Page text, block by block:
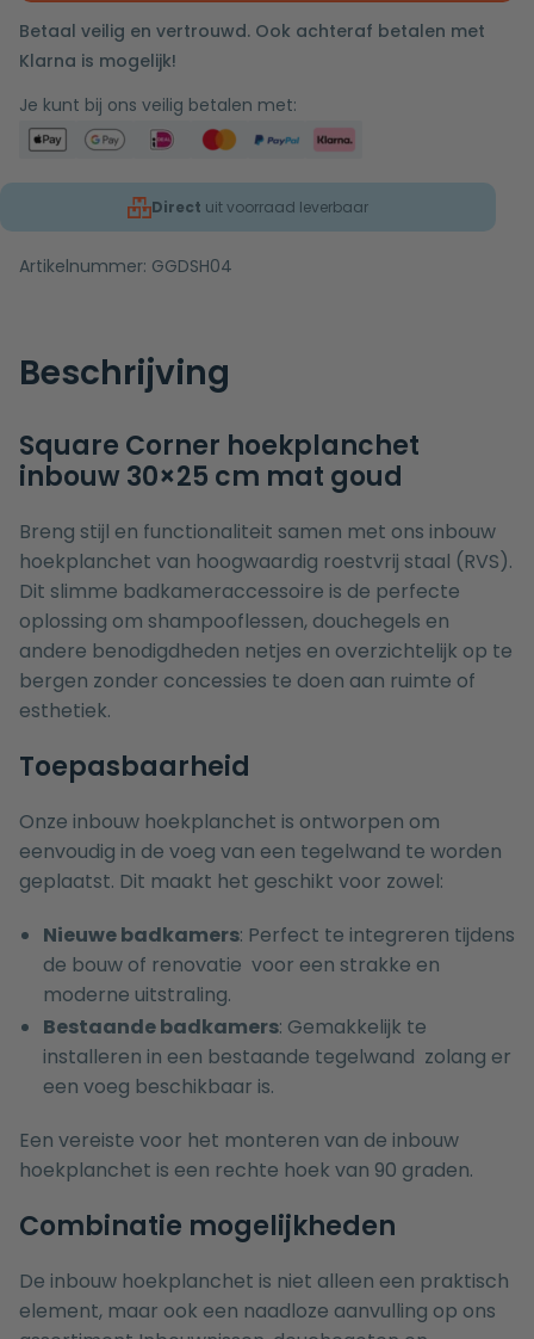
Betaal veilig en vertrouwd. Ook achteraf betalen met
Klarna is mogelijk!
Je kunt bij ons veilig betalen met:
Direct uit voorraad leverbaar
Artikelnummer: GGDSH04
Beschrijving
Square Corner hoekplanchet
inbouw 30×25 cm mat goud
Breng stijl en functionaliteit samen met ons inbouw
hoekplanchet van hoogwaardig roestvrij staal (RVS).
Dit slimme badkameraccessoire is de perfecte
oplossing om shampooflessen, douchegels en
andere benodigdheden netjes en overzichtelijk op te
bergen zonder concessies te doen aan ruimte of
esthetiek.
Toepasbaarheid
Onze inbouw hoekplanchet is ontworpen om
eenvoudig in de voeg van een tegelwand te worden
geplaatst. Dit maakt het geschikt voor zowel:
Nieuwe badkamers: Perfect te integreren tijdens
de bouw of renovatie voor een strakke en
moderne uitstraling.
Bestaande badkamers: Gemakkelijk te
installeren in een bestaande tegelwand zolang er
een voeg beschikbaar is.
Een vereiste voor het monteren van de inbouw
hoekplanchet is een rechte hoek van 90 graden.
Combinatie mogelijkheden
De inbouw hoekplanchet is niet alleen een praktisch
element, maar ook een naadloze aanvulling op ons